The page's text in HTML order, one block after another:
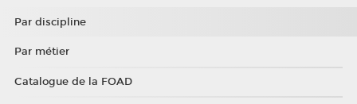
Par discipline
Par métier
Catalogue de la FOAD